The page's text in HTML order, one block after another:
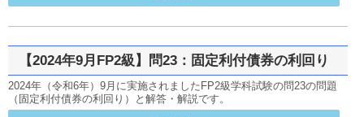
【2024年9月FP2級】問23：固定利付債券の利回り
2024年（令和6年）9月に実施されましたFP2級学科試験の問23の問題
（固定利付債券の利回り）と解答・解説です。